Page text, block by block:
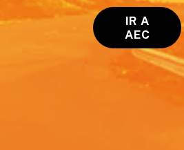
IR A
AEC